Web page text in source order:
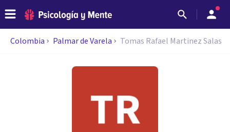
Colombia Palmar de Varela Tomas Rafael Martinez Salas